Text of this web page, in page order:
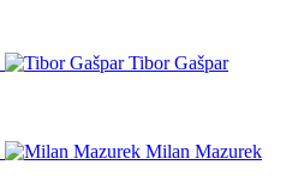
Tibor Gašpar
Milan Mazurek